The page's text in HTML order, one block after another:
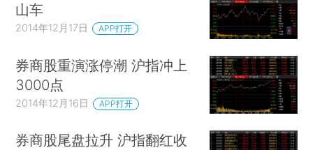
山车
2014年12月17日 APP打开
券商股重演涨停潮 沪指冲上
3000点
2014年12月16日 APP打开
券商股尾盘拉升 沪指翻红收